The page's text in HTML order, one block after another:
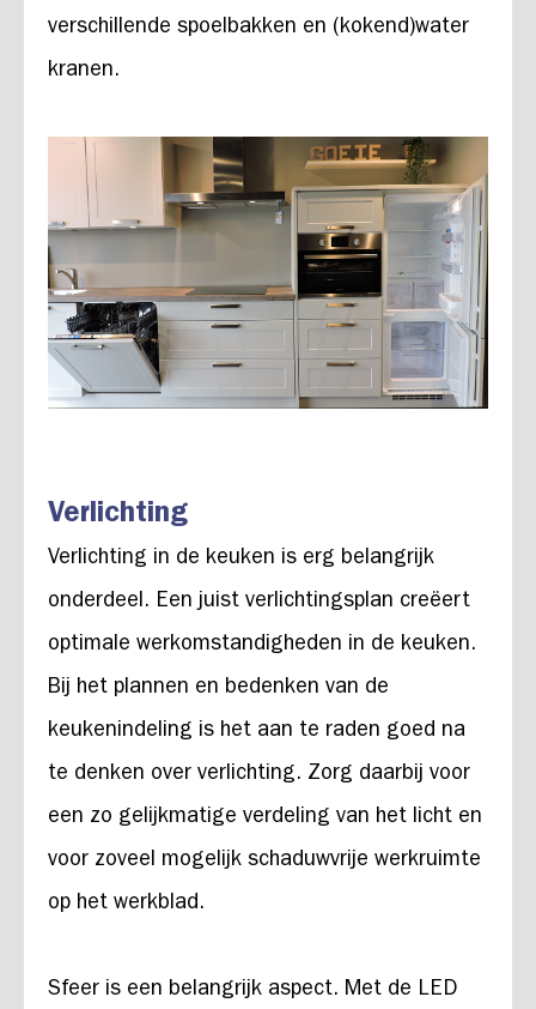
verschillende spoelbakken en (kokend)water
kranen.
Verlichting
Verlichting in de keuken is erg belangrijk
onderdeel. Een juist verlichtingsplan creëert
optimale werkomstandigheden in de keuken.
Bij het plannen en bedenken van de
keukenindeling is het aan te raden goed na
te denken over verlichting. Zorg daarbij voor
een zo gelijkmatige verdeling van het licht en
voor zoveel mogelijk schaduwvrije werkruimte
op het werkblad.
Sfeer is een belangrijk aspect. Met de LED